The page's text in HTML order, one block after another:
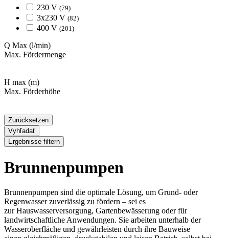
230 V (79)
3x230 V (82)
400 V (201)
Q Max (l/min)
Max. Fördermenge
H max (m)
Max. Förderhöhe
Zurücksetzen
Vyhľadať
Ergebnisse filtern
Brunnenpumpen
Brunnenpumpen sind die optimale Lösung, um Grund- oder
Regenwasser zuverlässig zu fördern – sei es
zurHauswasserversorgung, Gartenbewässerung oder für
landwirtschaftliche Anwendungen. Sie arbeiten unterhalb der
Wasseroberfläche und gewährleisten durch ihre Bauweise